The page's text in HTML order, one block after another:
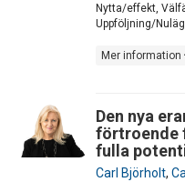
Nytta/effekt,
Uppföljning/
Mer information
Den nya
förtroende
fulla
Carl Björholt,